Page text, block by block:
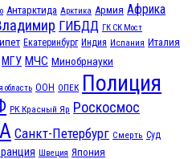
Антарктида Арктика Армия Африка
ГИБДД ГК СК Мост
Екатеринбург Индия Испания Италия
МГУ МЧС Минобрнауки
область ООН ОПЕК Полиция
РК Красный Яр Роскосмос
Санкт-Петербург Смерть Суд
Швеция Япония